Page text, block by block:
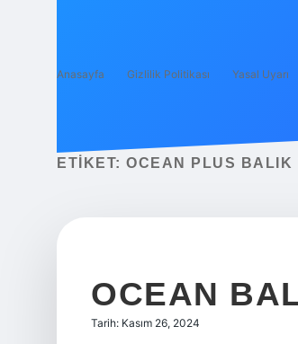
Anasayfa Gizlilik Politikası Yasal Uyarı
ETIKET: OCEAN PLUS BALIK
OCEAN
Tarih: Kasım 26, 2024